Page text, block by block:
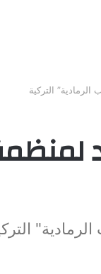
التركية